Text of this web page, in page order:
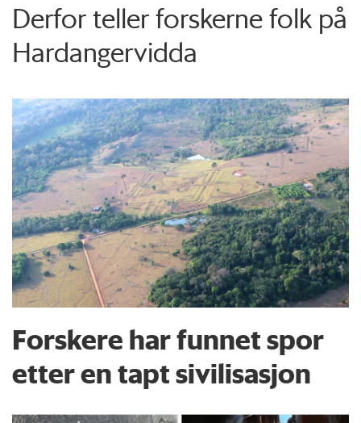
Derfor teller forskerne folk på
Hardangervidda
Forskere har funnet spor
etter en tapt sivilisasjon